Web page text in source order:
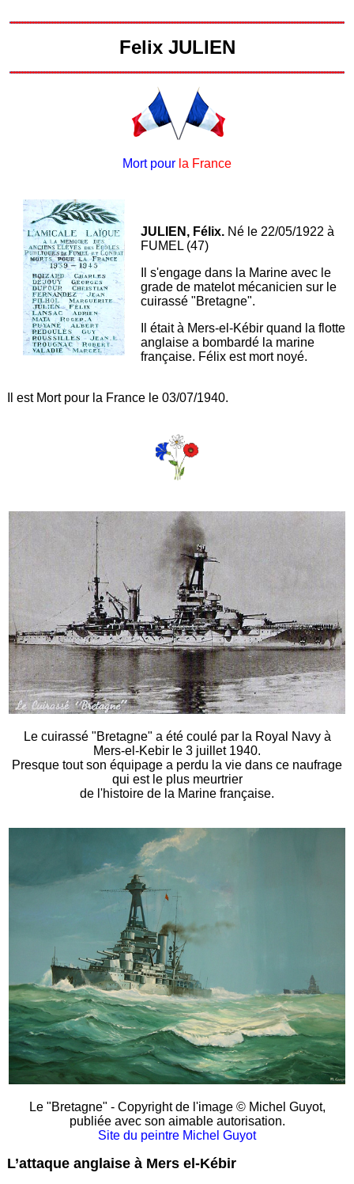
Felix JULIEN
Mort pour la France
JULIEN, Félix. Né le 22/05/1922 à
FUMEL (47)
Il s'engage dans la Marine avec le
grade de matelot mécanicien sur le
cuirassé "Bretagne".
Il était à Mers-el-Kébir quand la flotte
anglaise a bombardé la marine
française. Félix est mort noyé.
Il est Mort pour la France le 03/07/1940.
Le cuirassé "Bretagne" a été coulé par la Royal Navy à
Mers-el-Kebir le 3 juillet 1940.
Presque tout son équipage a perdu la vie dans ce naufrage
qui est le plus meurtrier
de l'histoire de la Marine française.
Le "Bretagne" - Copyright de l'image © Michel Guyot,
publiée avec son aimable autorisation.
Site du peintre Michel Guyot
L’attaque anglaise à Mers el-Kébir